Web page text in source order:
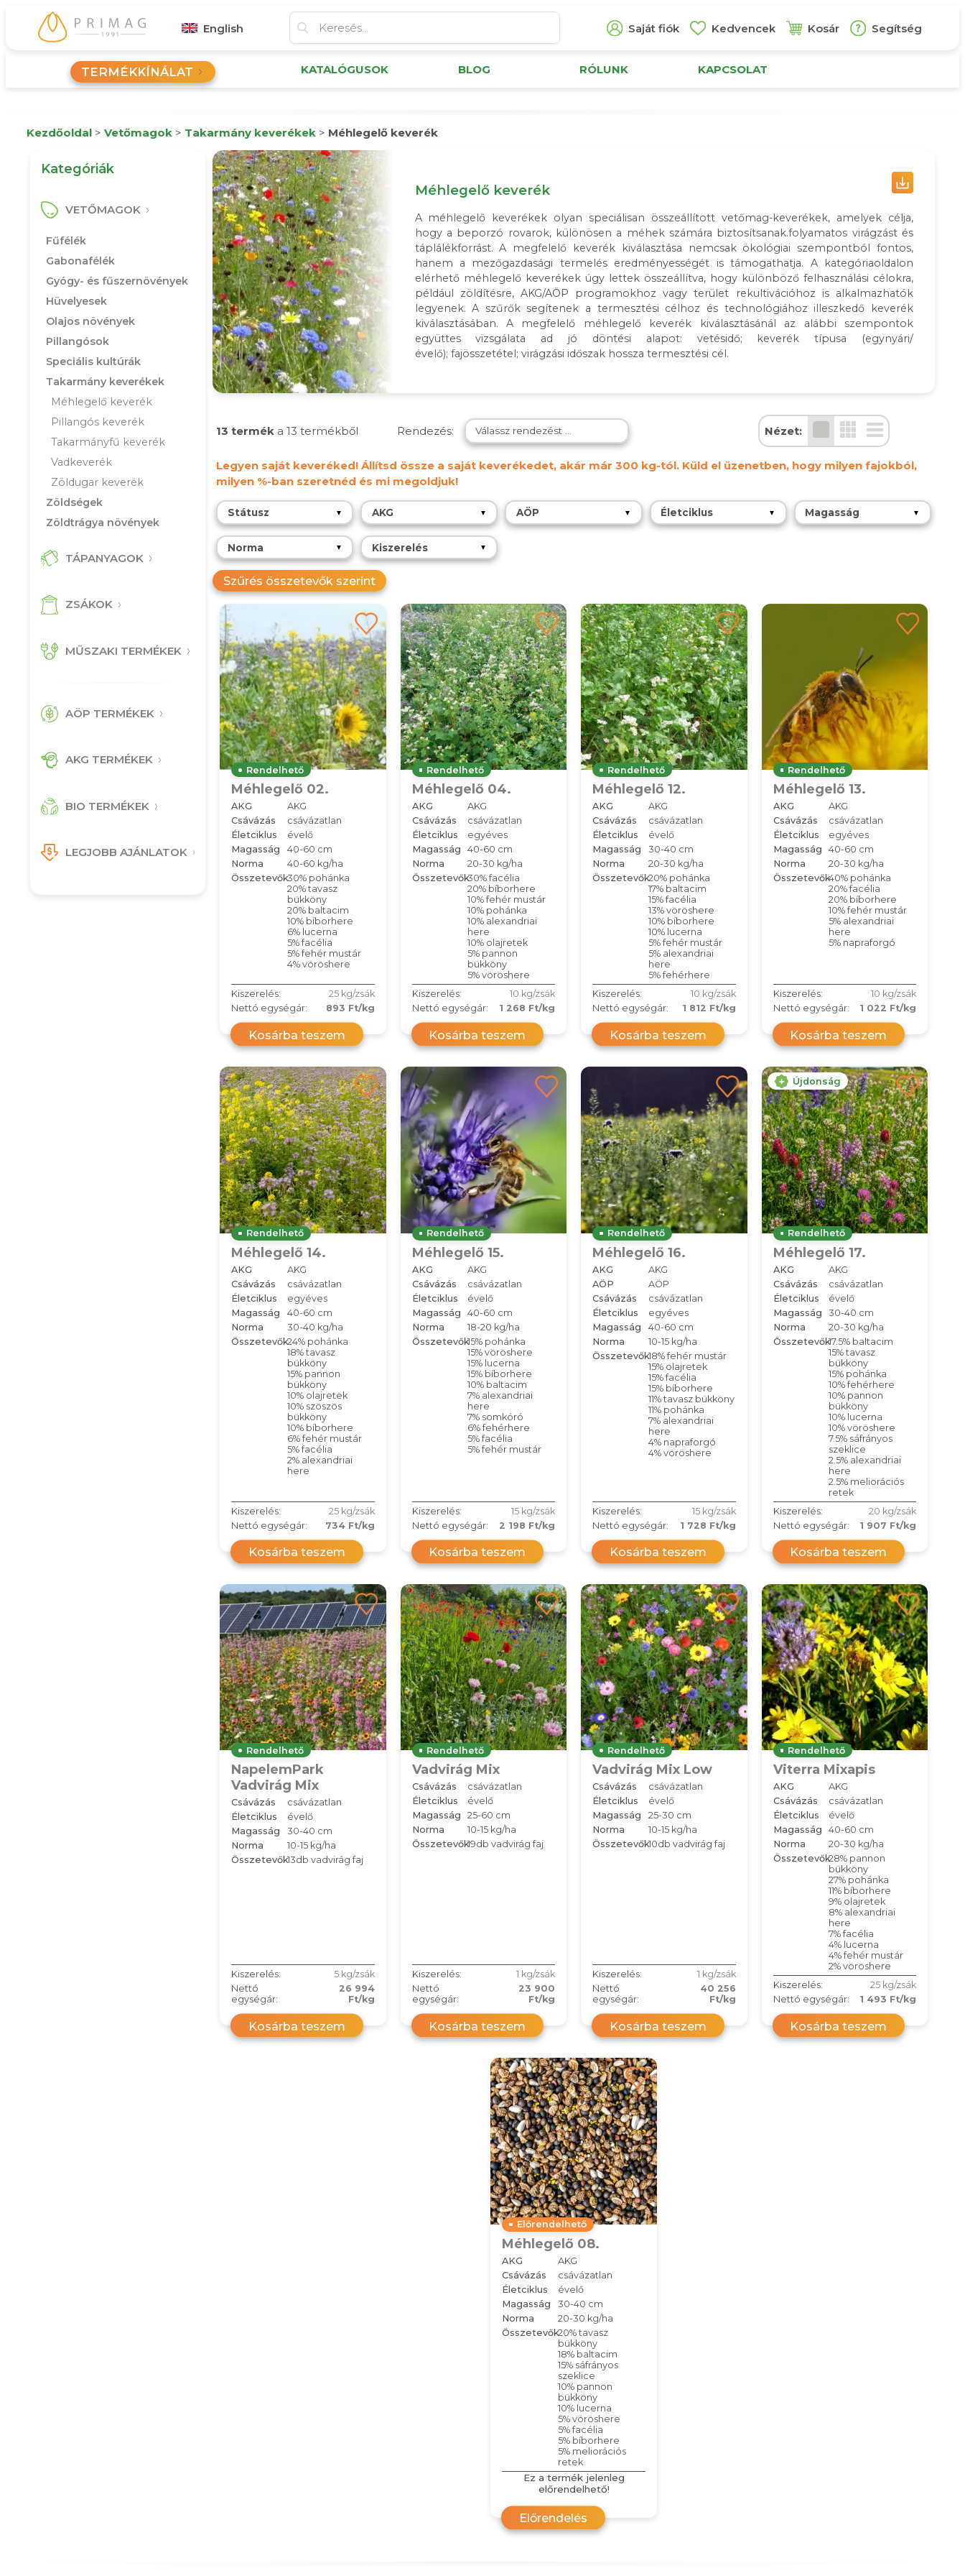
English Saját fiók Kedvencek Kosár Segítség
TERMÉKKÍNÁLAT KATALÓGUSOK BLOG RÓLUNK KAPCSOLAT
Kezdőoldal > Vetőmagok > Takarmány keverékek > Méhlegelő keverék
Kategóriák
VETŐMAGOK
Fűfélék
Gabonafélék
Gyógy- és fűszernövények
Hüvelyesek
Olajos növények
Pillangósok
Speciális kultúrák
Takarmány keverékek
Méhlegelő keverék
Pillangós keverék
Takarmányfű keverék
Vadkeverék
Zöldugar keverék
Zöldségek
Zöldtrágya növények
TÁPANYAGOK
ZSÁKOK
MŰSZAKI TERMÉKEK
AÖP TERMÉKEK
AKG TERMÉKEK
BIO TERMÉKEK
LEGJOBB AJÁNLATOK
Méhlegelő keverék
A méhlegelő keverékek olyan speciálisan összeállított vetőmag-keverékek, amelyek célja,
hogy a beporzó rovarok, különösen a méhek számára biztosítsanak.folyamatos virágzást és
táplálékforrást. A megfelelő keverék kiválasztása nemcsak ökológiai szempontból fontos,
hanem a mezőgazdasági termelés eredményességét is támogathatja. A kategóriaoldalon
elérhető méhlegelő keverékek úgy lettek összeállítva, hogy különböző felhasználási célokra,
például zöldítésre, AKG/AÖP programokhoz vagy terület rekultivációhoz is alkalmazhatók
legyenek. A szűrők segítenek a termesztési célhoz és technológiához illeszkedő keverék
kiválasztásában. A megfelelő méhlegelő keverék kiválasztásánál az alábbi szempontok
együttes vizsgálata ad jó döntési alapot: vetésidő; keverék típusa (egynyári/
évelő); fajösszetétel; virágzási időszak hossza termesztési cél.
13 termék a 13 termékből Rendezés: Válassz rendezést ... Nézet:
Legyen saját keveréked! Állítsd össze a saját keverékedet, akár már 300 kg-tól. Küld el üzenetben, hogy milyen fajokból,
milyen %-ban szeretnéd és mi megoldjuk!
Státusz ▼ AKG ▼ AÖP ▼ Életciklus ▼ Magasság ▼
Norma ▼ Kiszerelés ▼
Szűrés összetevők szerint
Rendelhető
Méhlegelő 02.
AKG
AKG
Csávázás
csávázatlan
Életciklus
évelő
Magasság
40-60 cm
Norma
40-60 kg/ha
Összetevők30% pohánka
20% tavasz
bükköny
20% baltacim
10% bíborhere
6% lucerna
5% facélia
5% fehér mustár
4% vöröshere
Kiszerelés:
25 kg/zsák
Nettó egységár:
893 Ft/kg
Kosárba teszem
Rendelhető
Méhlegelő 04.
AKG
AKG
Csávázás
csávázatlan
Életciklus
egyéves
Magasság
40-60 cm
Norma
20-30 kg/ha
Összetevők30% facélia
20% bíborhere
10% fehér mustár
10% pohánka
10% alexandriai
here
10% olajretek
5% pannon
bükköny
5% vöröshere
Kiszerelés:
10 kg/zsák
Nettó egységár:
1 268 Ft/kg
Kosárba teszem
Rendelhető
Méhlegelő 12.
AKG
AKG
Csávázás
csávázatlan
Életciklus
évelő
Magasság
30-40 cm
Norma
20-30 kg/ha
Összetevők20% pohánka
17% baltacim
15% facélia
13% vöröshere
10% bíborhere
10% lucerna
5% fehér mustár
5% alexandriai
here
5% fehérhere
Kiszerelés:
10 kg/zsák
Nettó egységár:
1 812 Ft/kg
Kosárba teszem
Rendelhető
Méhlegelő 13.
AKG
AKG
Csávázás
csávázatlan
Életciklus
egyéves
Magasság
40-60 cm
Norma
20-30 kg/ha
Összetevők40% pohánka
20% facélia
20% bíborhere
10% fehér mustár
5% alexandriai
here
5% napraforgó
Kiszerelés:
10 kg/zsák
Nettó egységár:
1 022 Ft/kg
Kosárba teszem
Rendelhető
Méhlegelő 14.
AKG
AKG
Csávázás
csávázatlan
Életciklus
egyéves
Magasság
40-60 cm
Norma
30-40 kg/ha
Összetevők24% pohánka
18% tavasz
bükköny
15% pannon
bükköny
10% olajretek
10% szöszös
bükköny
10% bíborhere
6% fehér mustár
5% facélia
2% alexandriai
here
Kiszerelés:
25 kg/zsák
Nettó egységár:
734 Ft/kg
Kosárba teszem
Rendelhető
Méhlegelő 15.
AKG
AKG
Csávázás
csávázatlan
Életciklus
évelő
Magasság
40-60 cm
Norma
18-20 kg/ha
Összetevők15% pohánka
15% vöröshere
15% lucerna
15% bíborhere
10% baltacim
7% alexandriai
here
7% somkóró
6% fehérhere
5% facélia
5% fehér mustár
Kiszerelés:
15 kg/zsák
Nettó egységár:
2 198 Ft/kg
Kosárba teszem
Rendelhető
Méhlegelő 16.
AKG
AKG
AÖP
AÖP
Csávázás
csávázatlan
Életciklus
egyéves
Magasság
40-60 cm
Norma
10-15 kg/ha
Összetevők18% fehér mustár
15% olajretek
15% facélia
15% bíborhere
11% tavasz bükköny
11% pohánka
7% alexandriai
here
4% napraforgó
4% vöröshere
Kiszerelés:
15 kg/zsák
Nettó egységár:
1 728 Ft/kg
Kosárba teszem
Újdonság
Rendelhető
Méhlegelő 17.
AKG
AKG
Csávázás
csávázatlan
Életciklus
évelő
Magasság
30-40 cm
Norma
20-30 kg/ha
Összetevők17.5% baltacim
15% tavasz
bükköny
15% pohánka
10% fehérhere
10% pannon
bükköny
10% lucerna
10% vöröshere
7.5% sáfrányos
szeklice
2.5% alexandriai
here
2.5% meliorációs
retek
Kiszerelés:
20 kg/zsák
Nettó egységár:
1 907 Ft/kg
Kosárba teszem
Rendelhető
NapelemPark
Vadvirág Mix
Csávázás
csávázatlan
Életciklus
évelő
Magasság
30-40 cm
Norma
10-15 kg/ha
Összetevők13db vadvirág faj
Kiszerelés:
5 kg/zsák
Nettó
egységár:
26 994
Ft/kg
Kosárba teszem
Rendelhető
Vadvirág Mix
Csávázás
csávázatlan
Életciklus
évelő
Magasság
25-60 cm
Norma
10-15 kg/ha
Összetevők19db vadvirág faj
Kiszerelés:
1 kg/zsák
Nettó
egységár:
23 900
Ft/kg
Kosárba teszem
Rendelhető
Vadvirág Mix Low
Csávázás
csávázatlan
Életciklus
évelő
Magasság
25-30 cm
Norma
10-15 kg/ha
Összetevők10db vadvirág faj
Kiszerelés:
1 kg/zsák
Nettó
egységár:
40 256
Ft/kg
Kosárba teszem
Rendelhető
Viterra Mixapis
AKG
AKG
Csávázás
csávázatlan
Életciklus
évelő
Magasság
40-60 cm
Norma
20-30 kg/ha
Összetevők28% pannon
bükköny
27% pohánka
11% bíborhere
9% olajretek
8% alexandriai
here
7% facélia
4% lucerna
4% fehér mustár
2% vöröshere
Kiszerelés:
25 kg/zsák
Nettó egységár:
1 493 Ft/kg
Kosárba teszem
Előrendelhető
Méhlegelő 08.
AKG
AKG
Csávázás
csávázatlan
Életciklus
évelő
Magasság
30-40 cm
Norma
20-30 kg/ha
Összetevők20% tavasz
bükköny
18% baltacim
15% sáfrányos
szeklice
10% pannon
bükköny
10% lucerna
5% vöröshere
5% facélia
5% bíborhere
5% meliorációs
retek
Ez a termék jelenleg
előrendelhető!
Előrendelés